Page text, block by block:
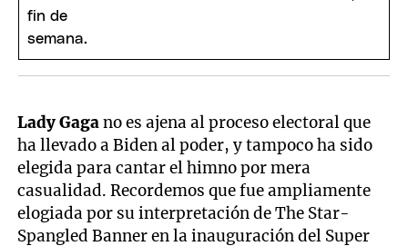
Lady Gagano es ajena al proceso electoral que
ha llevado a Biden al poder, y tampoco ha sido
elegida para cantar el himno por mera
casualidad. Recordemos que fue ampliamente
elogiada por su interpretación de The Star-
Spangled Banner en la inauguración del Super